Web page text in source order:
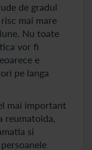
de gradul
mai mare
Nu toate
vor fi
e
pe langa
mai important
reumatoida,
si